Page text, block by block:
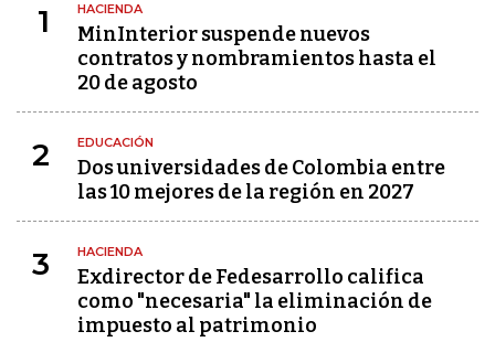
1 HACIENDA
MinInterior suspende nuevos
contratos y nombramientos hasta el
20 de agosto
2 EDUCACIÓN
Dos universidades de Colombia entre
las 10 mejores de la región en 2027
3 HACIENDA
Exdirector de Fedesarrollo califica
como "necesaria" la eliminación de
impuesto al patrimonio